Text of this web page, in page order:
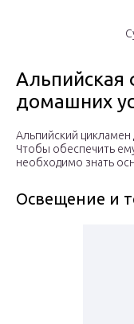
Альпийская
домашних
Альпийский
Чтобы обеспечить
необходимо знать
Освещение и